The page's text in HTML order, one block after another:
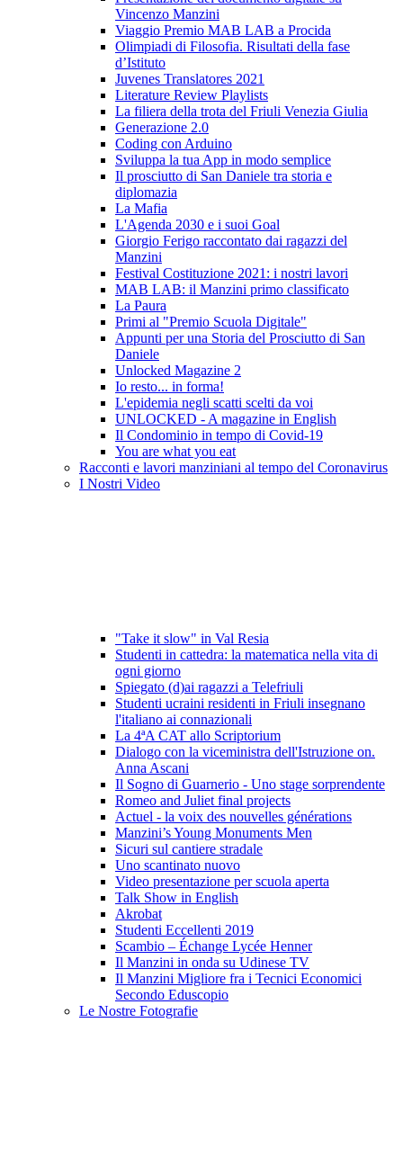
Vincenzo Manzini
Viaggio Premio MAB LAB a Procida
Olimpiadi di Filosofia. Risultati della fase
d’Istituto
Juvenes Translatores 2021
Literature Review Playlists
La filiera della trota del Friuli Venezia Giulia
Generazione 2.0
Coding con Arduino
Sviluppa la tua App in modo semplice
Il prosciutto di San Daniele tra storia e
diplomazia
La Mafia
L'Agenda 2030 e i suoi Goal
Giorgio Ferigo raccontato dai ragazzi del
Manzini
Festival Costituzione 2021: i nostri lavori
MAB LAB: il Manzini primo classificato
La Paura
Primi al "Premio Scuola Digitale"
Appunti per una Storia del Prosciutto di San
Daniele
Unlocked Magazine 2
Io resto... in forma!
L'epidemia negli scatti scelti da voi
UNLOCKED - A magazine in English
Il Condominio in tempo di Covid-19
You are what you eat
Racconti e lavori manziniani al tempo del Coronavirus
I Nostri Video
"Take it slow" in Val Resia
Studenti in cattedra: la matematica nella vita di
ogni giorno
Spiegato (d)ai ragazzi a Telefriuli
Studenti ucraini residenti in Friuli insegnano
l'italiano ai connazionali
La 4ªA CAT allo Scriptorium
Dialogo con la viceministra dell'Istruzione on.
Anna Ascani
Il Sogno di Guarnerio - Uno stage sorprendente
Romeo and Juliet final projects
Actuel - la voix des nouvelles générations
Manzini’s Young Monuments Men
Sicuri sul cantiere stradale
Uno scantinato nuovo
Video presentazione per scuola aperta
Talk Show in English
Akrobat
Studenti Eccellenti 2019
Scambio – Échange Lycée Henner
Il Manzini in onda su Udinese TV
Il Manzini Migliore fra i Tecnici Economici
Secondo Eduscopio
Le Nostre Fotografie